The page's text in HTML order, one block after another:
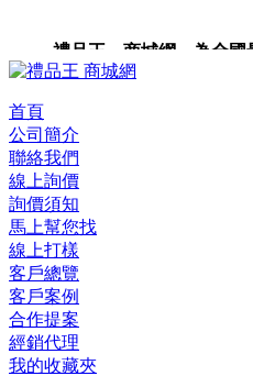
禮品王 商城網 為全國最
品包裝,禮品卡,企業禮品,
首頁
公司簡介
聯絡我們
線上詢價
詢價須知
馬上幫您找
線上打樣
客戶總覽
客戶案例
合作提案
經銷代理
我的收藏夾